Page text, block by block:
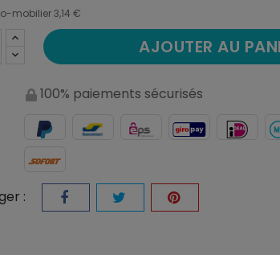
mobilier 3,14 €
AJOUTER AU
100% paiements sécurisés
: